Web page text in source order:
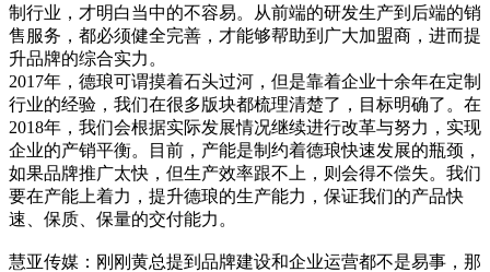
制行业，才明白当中的不容易。从前端的研发生产到后端的销
售服务，都必须健全完善，才能够帮助到广大加盟商，进而提
升品牌的综合实力。
2017年，德琅可谓摸着石头过河，但是靠着企业十余年在定制
行业的经验，我们在很多版块都梳理清楚了，目标明确了。在
2018年，我们会根据实际发展情况继续进行改革与努力，实现
企业的产销平衡。目前，产能是制约着德琅快速发展的瓶颈，
如果品牌推广太快，但生产效率跟不上，则会得不偿失。我们
要在产能上着力，提升德琅的生产能力，保证我们的产品快
速、保质、保量的交付能力。
慧亚传媒：刚刚黄总提到品牌建设和企业运营都不是易事，那